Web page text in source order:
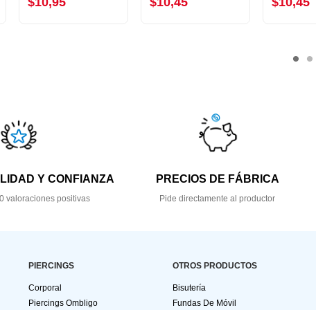
Y CONFIANZA
valoraciones positivas
PRECIOS DE FÁBRICA
Pide directamente al productor
PIERCINGS
Corporal
Piercings Ombligo
OTROS PRODUCTOS
Bisutería
Fundas De Móvil